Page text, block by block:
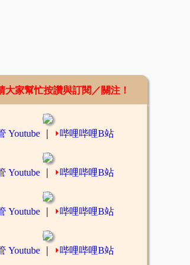
大家幫忙按讚與訂閱／關注！
Youtube ⏵哔哩哔哩B站
Youtube ⏵哔哩哔哩B站
Youtube ⏵哔哩哔哩B站
Youtube ⏵哔哩哔哩B站